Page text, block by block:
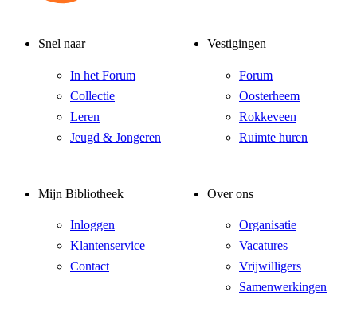
Snel naar
In het Forum
Collectie
Leren
Jeugd & Jongeren
Vestigingen
Forum
Oosterheem
Rokkeveen
Ruimte huren
Mijn Bibliotheek
Inloggen
Klantenservice
Contact
Over ons
Organisatie
Vacatures
Vrijwilligers
Samenwerkingen